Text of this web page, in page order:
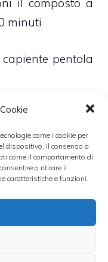
come i cookie per
dispositivo. Il consenso a
come il comportamento di
o ritirare il
caratteristiche e funzioni.
il composto a
minuti
pentola
lasagne e, dopo
l’aiuto di una
il getto di acqua
si interrompa la
pulito